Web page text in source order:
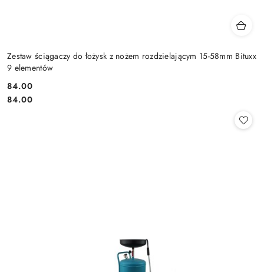
Zestaw ściągaczy do łożysk z nożem rozdzielającym 15-58mm Bituxx
9 elementów
Cena:
84.00
Cena:
84.00